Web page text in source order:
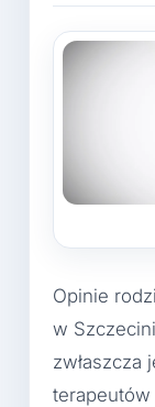
Opinie
w
zwłaszcza